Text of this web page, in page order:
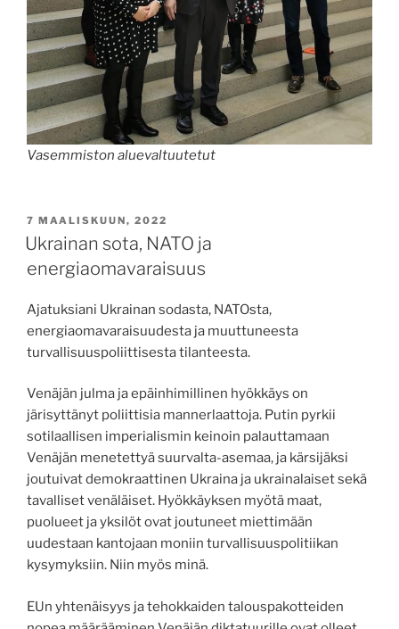
Vasemmiston aluevaltuutetut
JULKAISTU
7 MAALISKUUN, 2022
Ukrainan sota, NATO ja
energiaomavaraisuus
Ajatuksiani Ukrainan sodasta, NATOsta,
energiaomavaraisuudesta ja muuttuneesta
turvallisuuspoliittisesta tilanteesta.
Venäjän julma ja epäinhimillinen hyökkäys on
järisyttänyt poliittisia mannerlaattoja. Putin pyrkii
sotilaallisen imperialismin keinoin palauttamaan
Venäjän menetettyä suurvalta-asemaa, ja kärsijäksi
joutuivat demokraattinen Ukraina ja ukrainalaiset sekä
tavalliset venäläiset. Hyökkäyksen myötä maat,
puolueet ja yksilöt ovat joutuneet miettimään
uudestaan kantojaan moniin turvallisuuspolitiikan
kysymyksiin. Niin myös minä.
EUn yhtenäisyys ja tehokkaiden talouspakotteiden